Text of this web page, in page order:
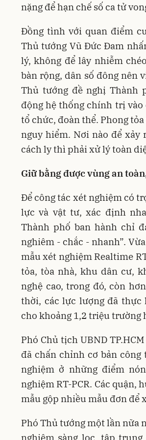
nặng để hạn chế số ca tử
Đồng tình với quan điểm
Thủ tướng Vũ Đức Đam
lý, không để lây nhiễm
bàn rộng, dân số đông nên
Thủ tướng đề nghị Thành
động hệ thống chính trị
tổ chức, đoàn thể. Phong
nguy hiểm. Nơi nào để
cách ly thì phải xử lý toàn
Giữ bằng được vùng an
Để công tác xét nghiệm có
lực và vật tư, xác định
Thành phố ban hành chỉ
nghiêm - chắc - nhanh”.
mẫu xét nghiệm Realtime
tỏa, tòa nhà, khu dân cư,
nghệ cao, trong đó, còn
thời, các lực lượng đã thực
cho khoảng 1,2 triệu trường
Phó Chủ tịch UBND
đã chấn chỉnh cơ bản
nghiệm ở những điểm
nghiệm RT-PCR. Các quận,
mẫu gộp nhiều mẫu đơn để
Phó Thủ tướng một lần nữa
nghiệm sàng lọc, tập